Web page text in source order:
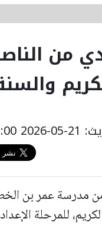
من
عمر بن
للمرحلة